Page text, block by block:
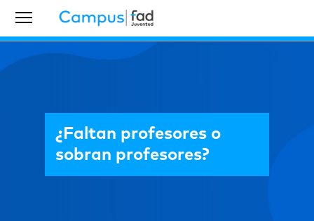
¿Faltan profesores o
sobran profesores?